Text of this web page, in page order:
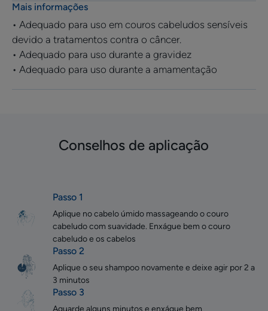
Mais informações
• Adequado para uso em couros cabeludos sensíveis
devido a tratamentos contra o câncer.
• Adequado para uso durante a gravidez
• Adequado para uso durante a amamentação
Conselhos de aplicação
Passo 1
Aplique no cabelo úmido massageando o couro
cabeludo com suavidade. Enxágue bem o couro
cabeludo e os cabelos
Passo 2
Aplique o seu shampoo novamente e deixe agir por 2 a
3 minutos
Passo 3
Aguarde alguns minutos e enxágue bem